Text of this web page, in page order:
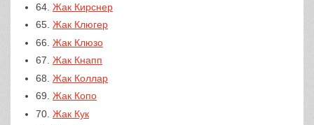
64. Жак Кирснер
65. Жак Клюгер
66. Жак Клюзо
67. Жак Кнапп
68. Жак Коллар
69. Жак Копо
70. Жак Кук